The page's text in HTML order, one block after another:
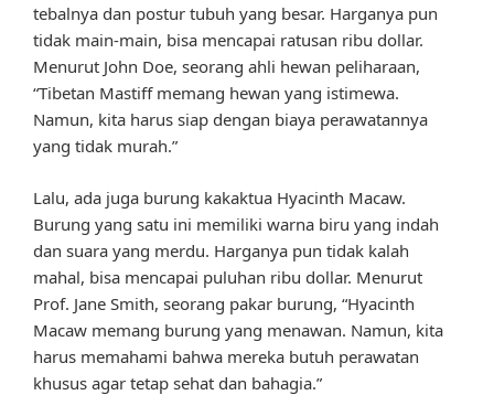
tebalnya dan postur tubuh yang besar. Harganya pun
tidak main-main, bisa mencapai ratusan ribu dollar.
Menurut John Doe, seorang ahli hewan peliharaan,
“Tibetan Mastiff memang hewan yang istimewa.
Namun, kita harus siap dengan biaya perawatannya
yang tidak murah.”
Lalu, ada juga burung kakaktua Hyacinth Macaw.
Burung yang satu ini memiliki warna biru yang indah
dan suara yang merdu. Harganya pun tidak kalah
mahal, bisa mencapai puluhan ribu dollar. Menurut
Prof. Jane Smith, seorang pakar burung, “Hyacinth
Macaw memang burung yang menawan. Namun, kita
harus memahami bahwa mereka butuh perawatan
khusus agar tetap sehat dan bahagia.”